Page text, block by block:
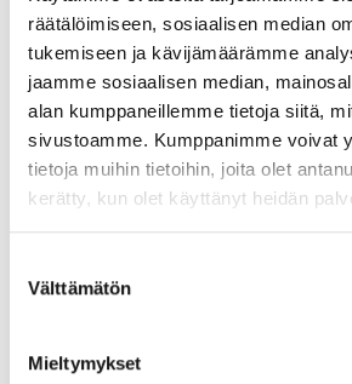
räätälöimiseen, sosiaalisen median
tukemiseen ja kävijämäärämme
jaamme sosiaalisen median,
alan kumppaneillemme tietoja siitä,
sivustoamme. Kumppanimme voivat
tietoja muihin tietoihin, joita olet
kerätty, kun olet käyttänyt heidän
valinta
Välttämätön
Mieltymykset
Viime aikoina olen käynyt useita
tunteista. Omistani olen avautunut
ja muualla lähipiirissä. Kylillä,
seminaarisaleissa keskusteluun on
omistajanvaihdosten yhteydessä.
Periaatteessa kyse on toki